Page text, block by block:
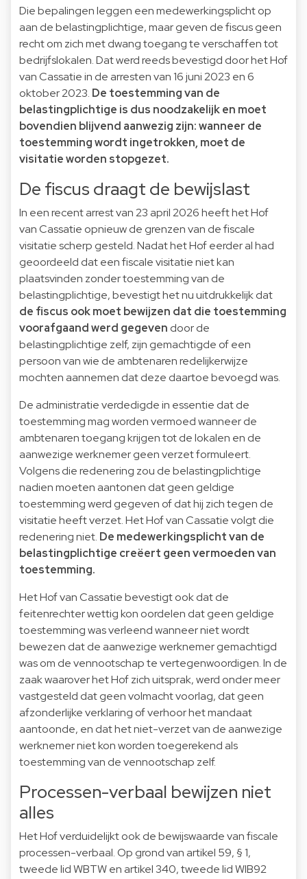
Die bepalingen leggen een medewerkingsplicht op
aan de belastingplichtige, maar geven de fiscus geen
recht om zich met dwang toegang te verschaffen tot
bedrijfslokalen. Dat werd reeds bevestigd door het Hof
van Cassatie in de arresten van 16 juni 2023 en 6
oktober 2023. De toestemming van de
belastingplichtige is dus noodzakelijk en moet
bovendien blijvend aanwezig zijn: wanneer de
toestemming wordt ingetrokken, moet de
visitatie worden stopgezet.
De fiscus draagt de bewijslast
In een recent arrest van 23 april 2026 heeft het Hof
van Cassatie opnieuw de grenzen van de fiscale
visitatie scherp gesteld. Nadat het Hof eerder al had
geoordeeld dat een fiscale visitatie niet kan
plaatsvinden zonder toestemming van de
belastingplichtige, bevestigt het nu uitdrukkelijk dat
de fiscus ook moet bewijzen dat die toestemming
voorafgaand werd gegeven door de
belastingplichtige zelf, zijn gemachtigde of een
persoon van wie de ambtenaren redelijkerwijze
mochten aannemen dat deze daartoe bevoegd was.
De administratie verdedigde in essentie dat de
toestemming mag worden vermoed wanneer de
ambtenaren toegang krijgen tot de lokalen en de
aanwezige werknemer geen verzet formuleert.
Volgens die redenering zou de belastingplichtige
nadien moeten aantonen dat geen geldige
toestemming werd gegeven of dat hij zich tegen de
visitatie heeft verzet. Het Hof van Cassatie volgt die
redenering niet. De medewerkingsplicht van de
belastingplichtige creëert geen vermoeden van
toestemming.
Het Hof van Cassatie bevestigt ook dat de
feitenrechter wettig kon oordelen dat geen geldige
toestemming was verleend wanneer niet wordt
bewezen dat de aanwezige werknemer gemachtigd
was om de vennootschap te vertegenwoordigen. In de
zaak waarover het Hof zich uitsprak, werd onder meer
vastgesteld dat geen volmacht voorlag, dat geen
afzonderlijke verklaring of verhoor het mandaat
aantoonde, en dat het niet-verzet van de aanwezige
werknemer niet kon worden toegerekend als
toestemming van de vennootschap zelf.
Processen-verbaal bewijzen niet
alles
Het Hof verduidelijkt ook de bewijswaarde van fiscale
processen-verbaal. Op grond van artikel 59, § 1,
tweede lid WBTW en artikel 340, tweede lid WIB92